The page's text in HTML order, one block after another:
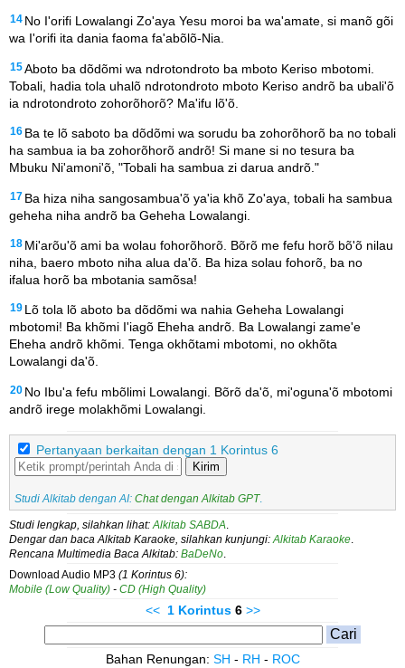
14 No I'orifi Lowalangi Zo'aya Yesu moroi ba wa'amate, si manõ gõi
wa I'orifi ita dania faoma fa'abõlõ-Nia.
15Aboto ba dõdõmi wa ndrotondroto ba mboto Keriso mbotomi.
Tobali, hadia tola uhalõ ndrotondroto mboto Keriso andrõ ba ubali'õ
ia ndrotondroto zohorõhorõ? Ma'ifu lõ'õ.
16 Ba te lõ saboto ba dõdõmi wa sorudu ba zohorõhorõ ba no tobali
ha sambua ia ba zohorõhorõ andrõ! Si mane si no tesura ba
Mbuku Ni'amoni'õ, "Tobali ha sambua zi darua andrõ."
17 Ba hiza niha sangosambua'õ ya'ia khõ Zo'aya, tobali ha sambua
geheha niha andrõ ba Geheha Lowalangi.
18 Mi'arõu'õ ami ba wolau fohorõhorõ. Bõrõ me fefu horõ bõ'õ nilau
niha, baero mboto niha alua da'õ. Ba hiza solau fohorõ, ba no
ifalua horõ ba mbotania samõsa!
19 Lõ tola lõ aboto ba dõdõmi wa nahia Geheha Lowalangi
mbotomi! Ba khõmi I'iagõ Eheha andrõ. Ba Lowalangi zame'e
Eheha andrõ khõmi. Tenga okhõtami mbotomi, no okhõta
Lowalangi da'õ.
20 No Ibu'a fefu mbõlimi Lowalangi. Bõrõ da'õ, mi'oguna'õ mbotomi
andrõ irege molakhõmi Lowalangi.
Pertanyaan berkaitan dengan 1 Korintus 6
Kirim
Studi Alkitab dengan AI: Chat dengan Alkitab GPT
Studi lengkap, silahkan lihat: Alkitab SABDA
Dengar dan baca Alkitab Karaoke, silahkan kunjungi: Alkitab Karaoke
Rencana Multimedia Baca Alkitab: BaDeNo
Download Audio MP3 (1 Korintus 6):
Mobile (Low Quality) - CD (High Quality)
<< 1 Korintus6 >>
Bahan Renungan: SH - RH - ROC